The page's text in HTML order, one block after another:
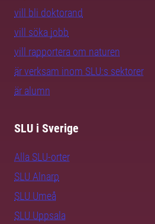
vill bli doktorand
vill söka jobb
vill rapportera om naturen
är verksam inom SLU:s sektorer
är alumn
SLU i Sverige
Alla SLU-orter
SLU Alnarp
SLU Umeå
SLU Uppsala